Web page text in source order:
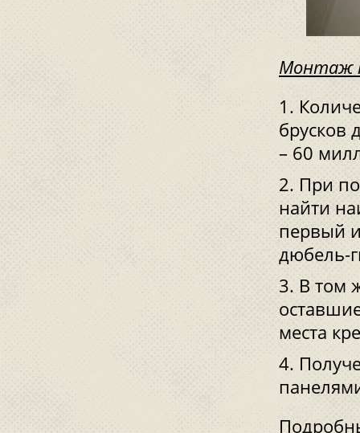
Монтаж
брусков
– 60
При
найти
первый
дюбель-
В том
места